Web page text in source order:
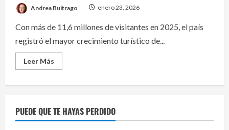
Andrea Buitrago enero 23, 2026
Con más de 11,6 millones de visitantes en 2025, el país
registró el mayor crecimiento turístico de...
Leer Más
more
República
Dominicana
PUEDE QUE TE HAYAS PERDIDO